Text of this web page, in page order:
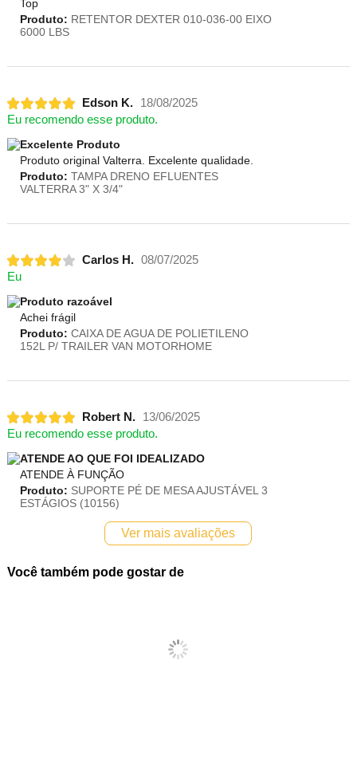
Top
Produto: RETENTOR DEXTER 010-036-00 EIXO
6000 LBS
Edson K.
18/08/2025
Eu recomendo esse produto.
Excelente Produto
Produto original Valterra. Excelente qualidade.
Produto: TAMPA DRENO EFLUENTES
VALTERRA 3" X 3/4"
Carlos H. 08/07/2025
Eu
Produto razoável
Achei frágil
Produto: CAIXA DE AGUA DE POLIETILENO
152L P/ TRAILER VAN MOTORHOME
Robert N.
13/06/2025
Eu recomendo esse produto.
ATENDE AO QUE FOI IDEALIZADO
ATENDE À FUNÇÃO
Produto: SUPORTE PÉ DE MESA AJUSTÁVEL 3
ESTÁGIOS (10156)
Ver mais avaliações
Você também pode gostar de